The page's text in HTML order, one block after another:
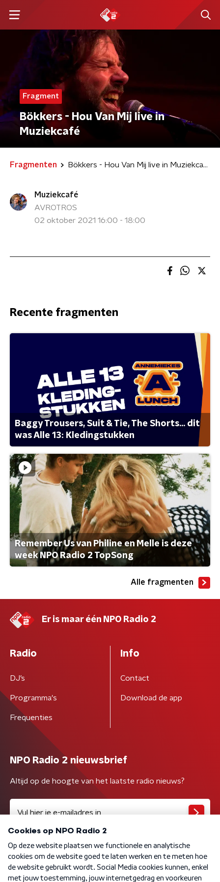
Fragment
Bökkers - Hou Van Mij live in
Muziekcafé
Fragmenten Bökkers - Hou Van Mij live in Muziekcafé
Muziekcafé
AVROTROS
02 oktober 2021 16:00 - 18:00
Recente fragmenten
Baggy Trousers, Suit & Tie, The Shorts... dit
was Alle 13: Kledingstukken
Remember Us van Philine en Melle is deze
week NPO Radio 2 TopSong
Alle fragmenten
Er is maar één NPO Radio 2
Radio
DJ’s
Programma's
Frequenties
Info
Contact
Download de app
NPO Radio 2 nieuwsbrief
Altijd op de hoogte van het laatste radio nieuws?
Algemene voorwaarden